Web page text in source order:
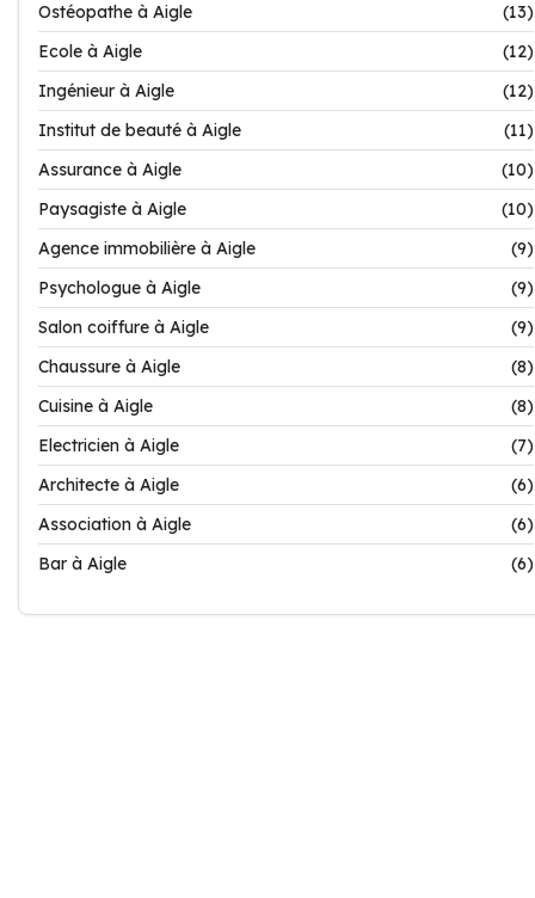
Ostéopathe à Aigle
(13)
Ecole à Aigle
(12)
Ingénieur à Aigle
(12)
Institut de beauté à Aigle
(11)
Assurance à Aigle
(10)
Paysagiste à Aigle
(10)
Agence immobilière à Aigle
(9)
Psychologue à Aigle
(9)
Salon coiffure à Aigle
(9)
Chaussure à Aigle
(8)
Cuisine à Aigle
(8)
Electricien à Aigle
(7)
Architecte à Aigle
(6)
Association à Aigle
(6)
Bar à Aigle
(6)